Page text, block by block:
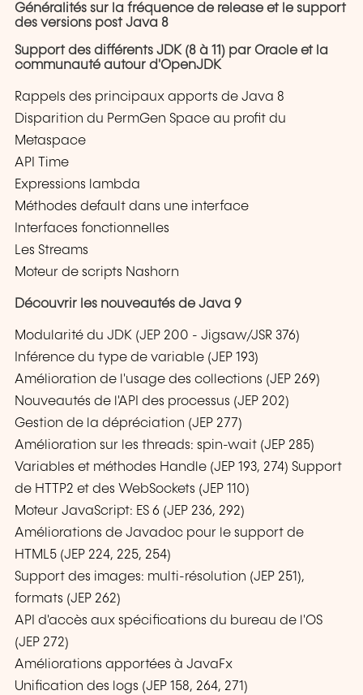
Généralités sur la fréquence de release et le support
des versions post Java 8
Support des différents JDK (8 à 11) par Oracle et la
communauté autour d'OpenJDK
Rappels des principaux apports de Java 8
Disparition du PermGen Space au profit du
Metaspace
API Time
Expressions lambda
Méthodes default dans une interface
Interfaces fonctionnelles
Les Streams
Moteur de scripts Nashorn
Découvrir les nouveautés de Java 9
Modularité du JDK (JEP 200 - Jigsaw/JSR 376)
Inférence du type de variable (JEP 193)
Amélioration de l'usage des collections (JEP 269)
Nouveautés de l'API des processus (JEP 202)
Gestion de la dépréciation (JEP 277)
Amélioration sur les threads: spin-wait (JEP 285)
Variables et méthodes Handle (JEP 193, 274) Support
de HTTP2 et des WebSockets (JEP 110)
Moteur JavaScript: ES 6 (JEP 236, 292)
Améliorations de Javadoc pour le support de
HTML5 (JEP 224, 225, 254)
Support des images: multi-résolution (JEP 251),
formats (JEP 262)
API d'accès aux spécifications du bureau de l'OS
(JEP 272)
Améliorations apportées à JavaFx
Unification des logs (JEP 158, 264, 271)